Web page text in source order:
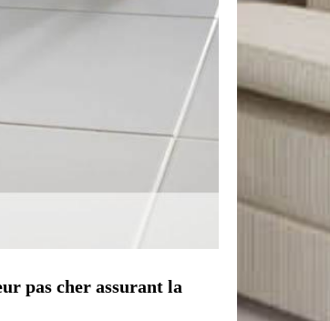
pas cher assurant la